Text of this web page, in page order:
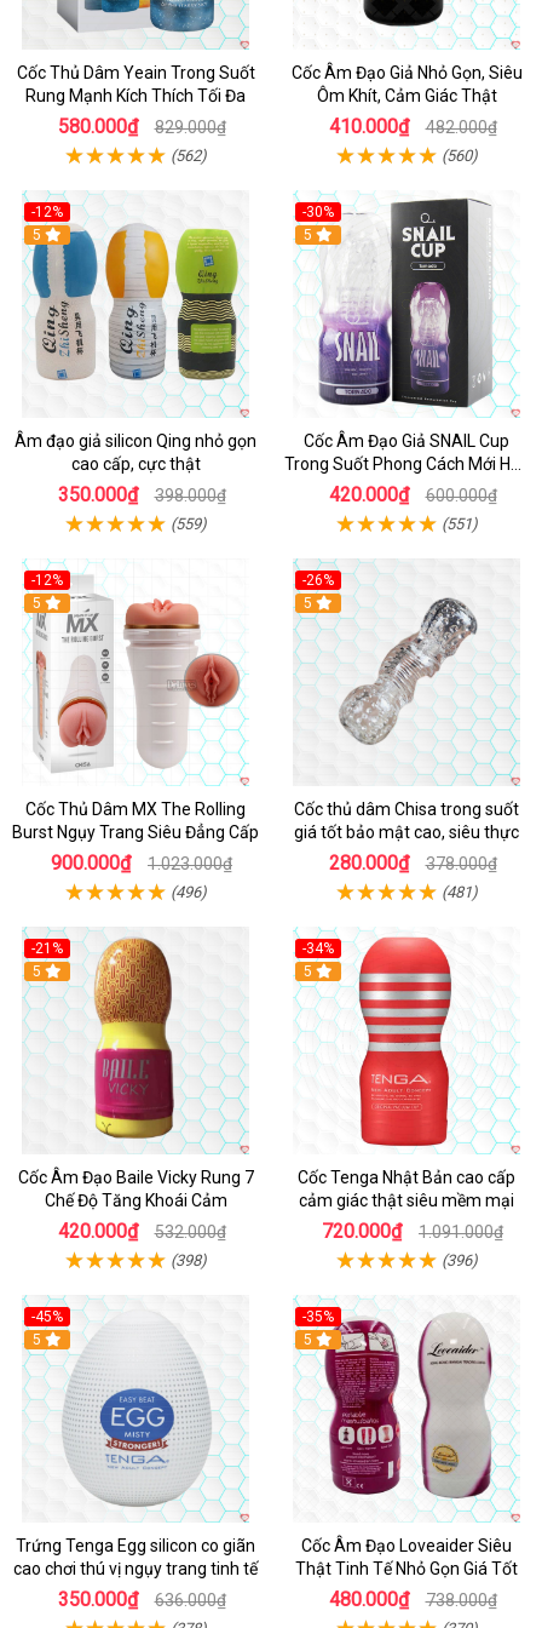
Cốc Thủ Dâm Yeain Trong Suốt
Rung Mạnh Kích Thích Tối Đa
580.000₫ 829.000₫
(562)
Cốc Âm Đạo Giả Nhỏ Gọn, Siêu
Ôm Khít, Cảm Giác Thật
410.000₫ 482.000₫
(560)
-12%
5
Âm đạo giả silicon Qing nhỏ gọn
cao cấp, cực thật
350.000₫ 398.000₫
(559)
-30%
5
Cốc Âm Đạo Giả SNAIL Cup
Trong Suốt Phong Cách Mới Hấp
Dẫn
420.000₫ 600.000₫
(551)
-12%
Hot
5
Cốc Thủ Dâm MX The Rolling
Burst Ngụy Trang Siêu Đẳng Cấp
900.000₫ 1.023.000₫
(496)
-26%
Hot
5
Cốc thủ dâm Chisa trong suốt
giá tốt bảo mật cao, siêu thực
280.000₫ 378.000₫
(481)
-21%
5
Cốc Âm Đạo Baile Vicky Rung 7
Chế Độ Tăng Khoái Cảm
420.000₫ 532.000₫
(398)
-34%
5
Cốc Tenga Nhật Bản cao cấp
cảm giác thật siêu mềm mại
720.000₫ 1.091.000₫
(396)
-45%
Hot
5
Trứng Tenga Egg silicon co giãn
cao chơi thú vị ngụy trang tinh tế
350.000₫ 636.000₫
-35%
5
Cốc Âm Đạo Loveaider Siêu
Thật Tinh Tế Nhỏ Gọn Giá Tốt
480.000₫ 738.000₫